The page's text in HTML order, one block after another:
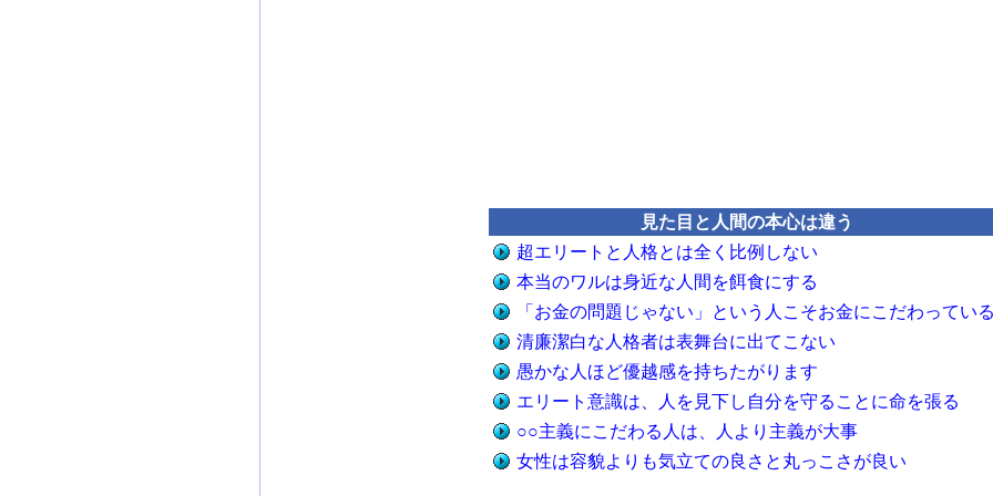
見た目と人間の本心は違う
超エリートと人格とは全く比例しない
本当のワルは身近な人間を餌食にする
「お金の問題じゃない」という人こそお金にこだわってい
清廉潔白な人格者は表舞台に出てこない
愚かな人ほど優越感を持ちたがります
エリート意識は、人を見下し自分を守ることに命を張る
○○主義にこだわる人は、人より主義が大事
女性は容貌よりも気立ての良さと丸っこさが良い